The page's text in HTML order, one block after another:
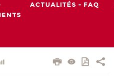
ACTUALITÉS - FAQ